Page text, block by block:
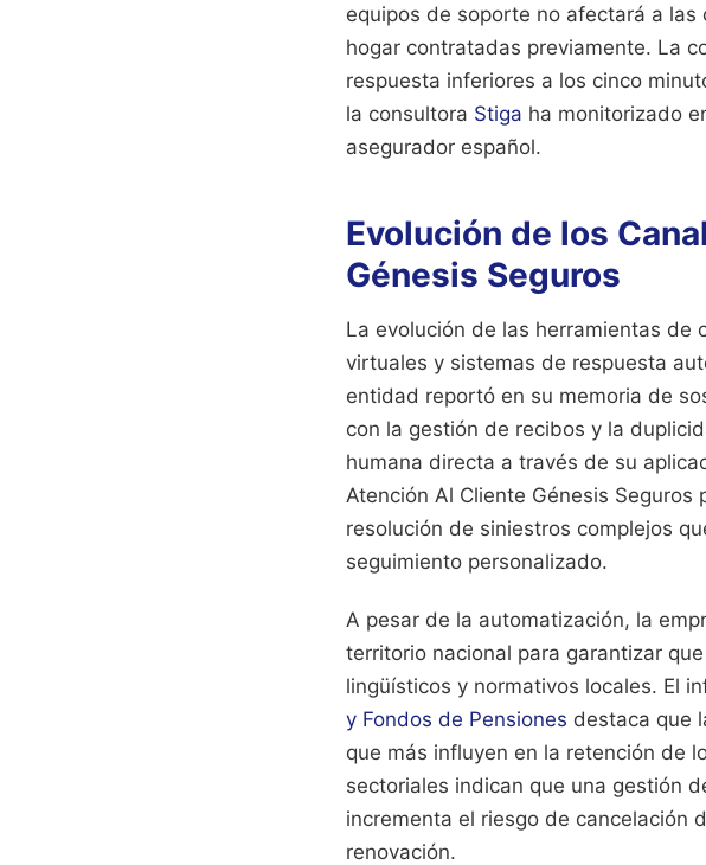
equipos de soporte no afectará a
hogar contratadas previamente. La
respuesta inferiores a los cinco
la consultora Stiga ha monitorizado
asegurador español.
Evolución de los
Génesis Seguros
La evolución de las herramientas de
virtuales y sistemas de respuesta
entidad reportó en su memoria de
con la gestión de recibos y la
humana directa a través de su
Atención Al Cliente Génesis
resolución de siniestros complejos
seguimiento personalizado.
A pesar de la automatización, la
territorio nacional para garantizar
lingüísticos y normativos locales. El
y Fondos de Pensiones destaca que
que más influyen en la retención de
sectoriales indican que una gestión
incrementa el riesgo de cancelación
renovación.